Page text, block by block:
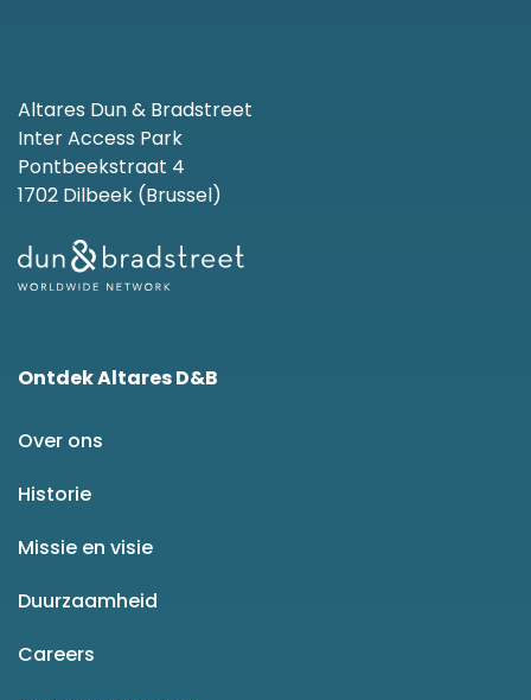
Altares Dun & Bradstreet
Inter Access Park
Pontbeekstraat 4
1702 Dilbeek (Brussel)
Ontdek Altares D&B
Over ons
Historie
Missie en visie
Duurzaamheid
Careers